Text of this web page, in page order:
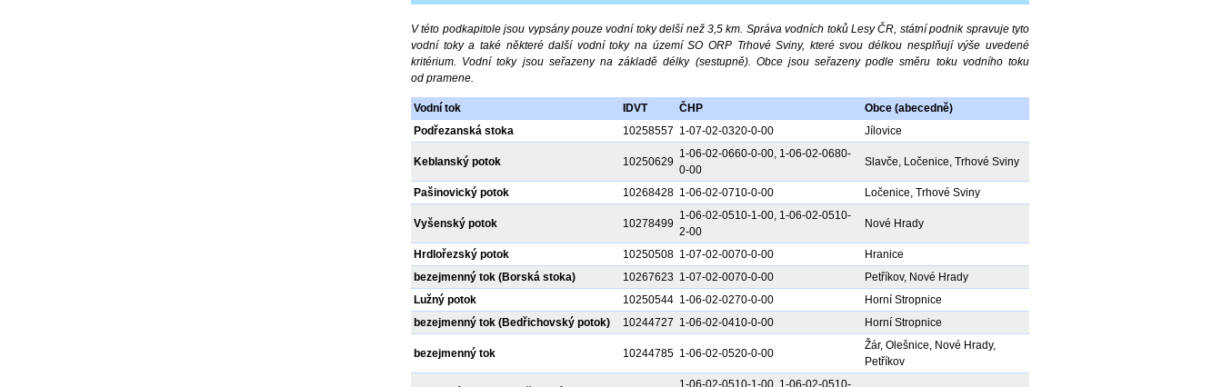
V této podkapitole jsou vypsány pouze vodní toky delší než 3,5 km. Správa vodních toků Lesy ČR, státní podnik spravuje tyto
vodní toky a také některé další vodní toky na území SO ORP Trhové Sviny, které svou délkou nesplňují výše uvedené
kritérium. Vodní toky jsou seřazeny na základě délky (sestupně). Obce jsou seřazeny podle směru toku vodního toku
od pramene.
Vodní tok IDVT ČHP
Obce (abecedně)
Podřezanská stoka
10258557 1-07-02-0320-0-00 Jílovice
Keblanský potok 10250629
1-06-02-0660-0-00, 1-06-02-0680-
0-00
Slavče, Ločenice, Trhové Sviny
Pašinovický potok 10268428 1-06-02-0710-0-00 Ločenice, Trhové Sviny
Vyšenský potok 10278499
1-06-02-0510-1-00, 1-06-02-0510-
2-00
Nové Hrady
Hrdlořezský potok 10250508 1-07-02-0070-0-00
Hranice
bezejmenný tok (Borská stoka)
10267623 1-07-02-0070-0-00
Petříkov, Nové Hrady
Lužný potok
10250544 1-06-02-0270-0-00
Horní Stropnice
bezejmenný tok (Bedřichovský potok)
10244727 1-06-02-0410-0-00 Horní Stropnice
bezejmenný tok 10244785 1-06-02-0520-0-00
Žár, Olešnice, Nové Hrady,
Petříkov
1-06-02-0510-1-00, 1-06-02-0510-